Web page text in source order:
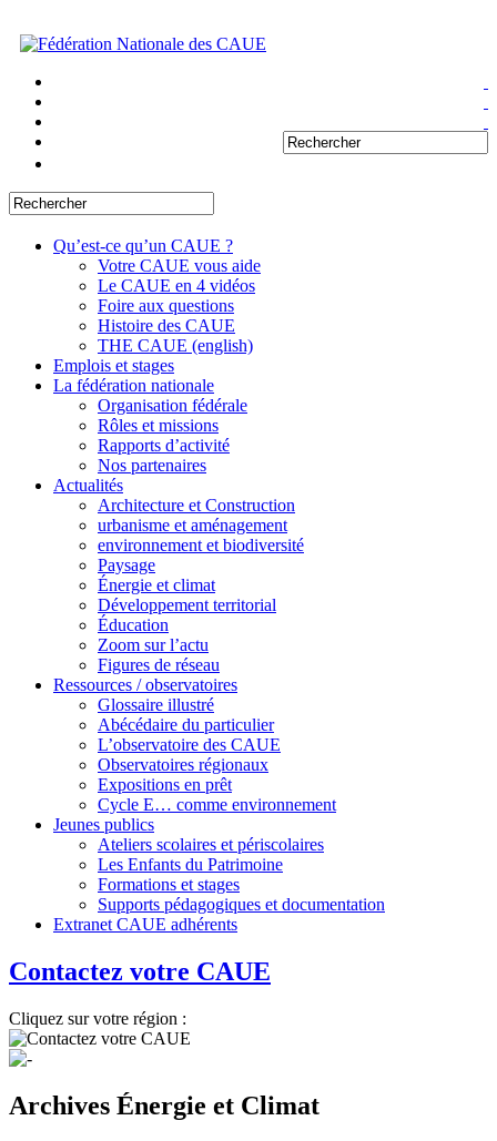
Qu’est-ce qu’un CAUE ?
Votre CAUE vous aide
Le CAUE en 4 vidéos
Foire aux questions
Histoire des CAUE
THE CAUE (english)
Emplois et stages
La fédération nationale
Organisation fédérale
Rôles et missions
Rapports d’activité
Nos partenaires
Actualités
Architecture et Construction
urbanisme et aménagement
environnement et biodiversité
Paysage
Énergie et climat
Développement territorial
Éducation
Zoom sur l’actu
Figures de réseau
Ressources / observatoires
Glossaire illustré
Abécédaire du particulier
L’observatoire des CAUE
Observatoires régionaux
Expositions en prêt
Cycle E… comme environnement
Jeunes publics
Ateliers scolaires et périscolaires
Les Enfants du Patrimoine
Formations et stages
Supports pédagogiques et documentation
Extranet CAUE adhérents
Contactez votre CAUE
Cliquez sur votre région :
Archives Énergie et Climat